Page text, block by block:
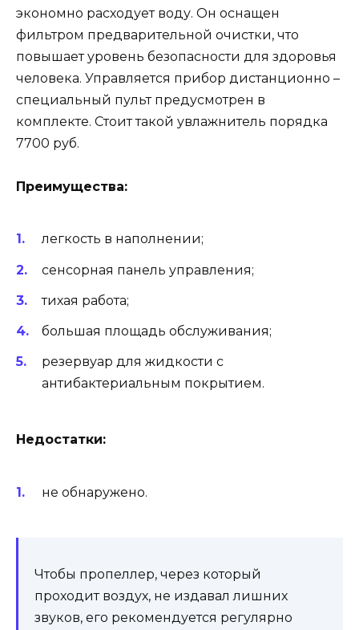
экономно расходует воду. Он оснащен
фильтром предварительной очистки, что
повышает уровень безопасности для здоровья
человека. Управляется прибор дистанционно –
специальный пульт предусмотрен в
комплекте. Стоит такой увлажнитель порядка
7700 руб.
Преимущества:
легкость в наполнении;
сенсорная панель управления;
тихая работа;
большая площадь обслуживания;
резервуар для жидкости с
антибактериальным покрытием.
Недостатки:
не обнаружено.
Чтобы пропеллер, через который
проходит воздух, не издавал лишних
звуков, его рекомендуется регулярно